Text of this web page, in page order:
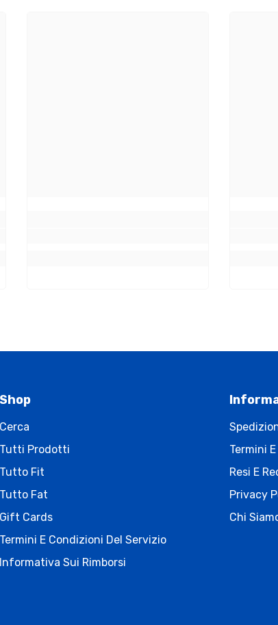
Shop
Cerca
Tutti Prodotti
Tutto Fit
Tutto Fat
Gift Cards
Termini E Condizioni Del Servizio
Informativa Sui Rimborsi
Termini
Resi E
Privacy
Chi